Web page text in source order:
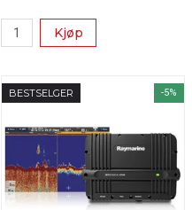
Kjøp
BESTSELGER -5%